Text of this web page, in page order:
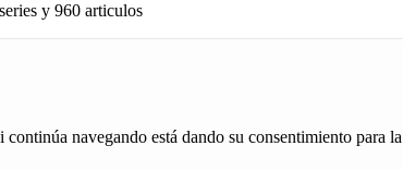
y 960 articulos
navegando está dando su consentimiento para